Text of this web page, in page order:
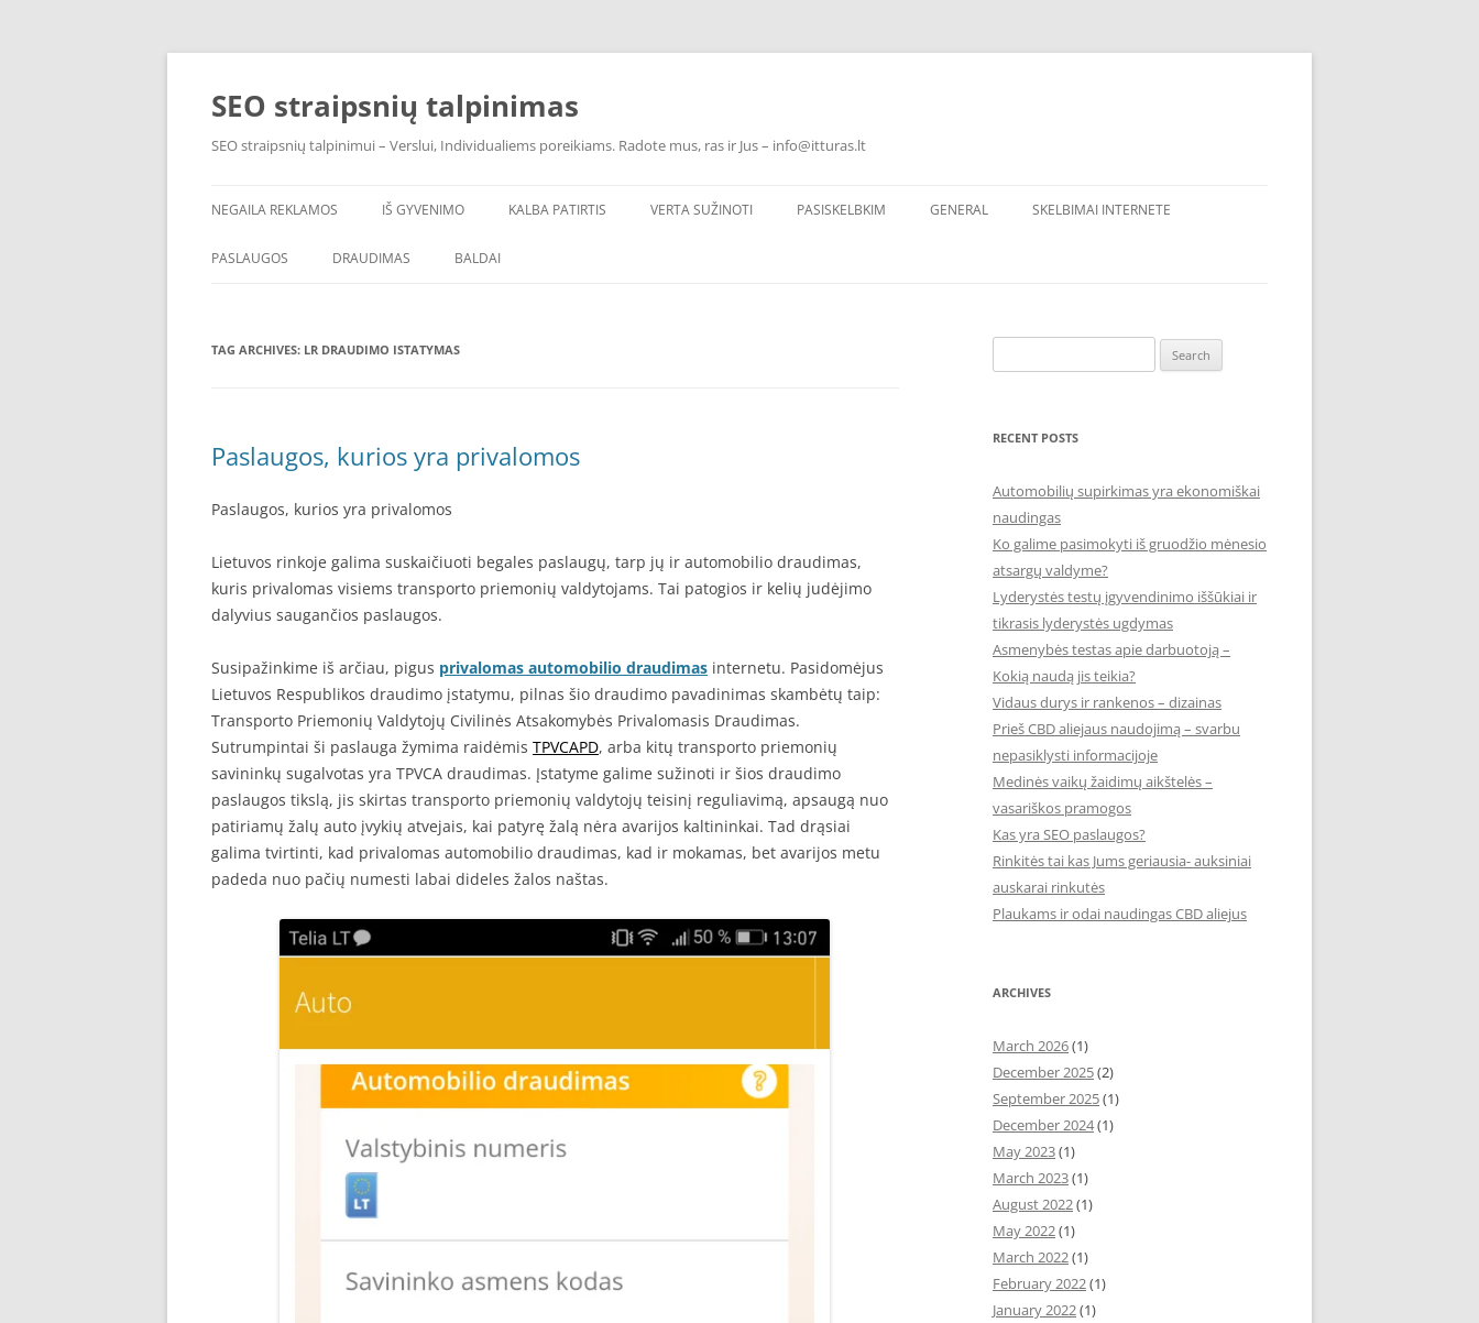
Skip
SEO straipsnių talpinimas
SEO straipsnių talpinimui – Verslui, Individualiems poreikiams. Radote mus, ras ir Jus – info@itturas.lt
NEGAILA REKLAMOS IŠ GYVENIMO KALBA PATIRTIS VERTA SUŽINOTI PASISKELBKIM GENERAL SKELBIMAI INTERNETE
PASLAUGOS DRAUDIMAS BALDAI
TAG ARCHIVES: LR DRAUDIMO ISTATYMAS
Paslaugos, kurios yra privalomos
Paslaugos, kurios yra privalomos
Lietuvos rinkoje galima suskaičiuoti begales paslaugų, tarp jų ir automobilio draudimas,
kuris privalomas visiems transporto priemonių valdytojams. Tai patogios ir kelių judėjimo
dalyvius saugančios paslaugos.
Susipažinkime iš arčiau, pigus privalomas automobilio draudimas internetu. Pasidomėjus
Lietuvos Respublikos draudimo įstatymu, pilnas šio draudimo pavadinimas skambėtų taip:
Transporto Priemonių Valdytojų Civilinės Atsakomybės Privalomasis Draudimas.
Sutrumpintai ši paslauga žymima raidėmis TPVCAPD, arba kitų transporto priemonių
savininkų sugalvotas yra TPVCA draudimas. Įstatyme galime sužinoti ir šios draudimo
paslaugos tikslą, jis skirtas transporto priemonių valdytojų teisinį reguliavimą, apsaugą nuo
patiriamų žalų auto įvykių atvejais, kai patyrę žalą nėra avarijos kaltininkai. Tad drąsiai
galima tvirtinti, kad privalomas automobilio draudimas, kad ir mokamas, bet avarijos metu
padeda nuo pačių numesti labai dideles žalos naštas.
for:
RECENT POSTS
Automobilių supirkimas yra ekonomiškai
naudingas
Ko galime pasimokyti iš gruodžio mėnesio
atsargų valdyme?
Lyderystės testų įgyvendinimo iššūkiai ir
tikrasis lyderystės ugdymas
Asmenybės testas apie darbuotoją –
Kokią naudą jis teikia?
Vidaus durys ir rankenos – dizainas
Prieš CBD aliejaus naudojimą – svarbu
nepasiklysti informacijoje
Medinės vaikų žaidimų aikštelės –
vasariškos pramogos
Kas yra SEO paslaugos?
Rinkitės tai kas Jums geriausia- auksiniai
auskarai rinkutės
Plaukams ir odai naudingas CBD aliejus
ARCHIVES
March 2026(1)
December 2025(2)
September 2025(1)
December 2024(1)
May 2023(1)
March 2023(1)
August 2022(1)
May 2022(1)
March 2022(1)
February 2022(1)
January 2022(1)